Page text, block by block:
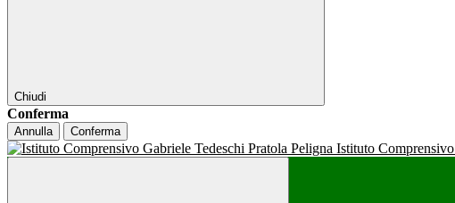
Chiudi
Conferma
Annulla Conferma
Istituto Comprensivo